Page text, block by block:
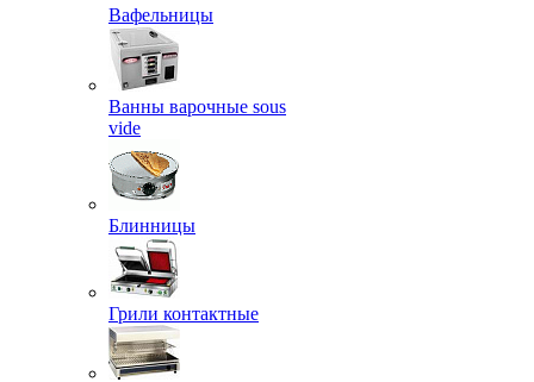
Вафельницы
Ванны варочные sous
vide
Блинницы
Грили контактные